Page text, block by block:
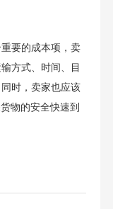
要的成本项，卖
方式、时间、目
时，卖家也应该
物的安全快速到